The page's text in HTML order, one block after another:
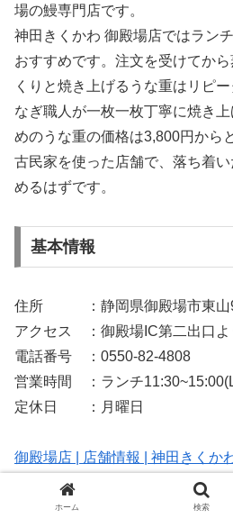
場の鰻専門店です。
神田きくかわ 御殿場店ではラン
おすすめです。注文を受けてか
くりと焼き上げるうな重はリピ
なぎ職人が一枚一枚丁寧に焼き
めのうな重の価格は3,800円から
古民家を使った店舗で、落ち着
めるはずです。
基本情報
住所 ：静岡県御殿場市東山
アクセス ：御殿場IC第二出口よ
電話番号 ：0550-82-4808
営業時間 ：ランチ
定休日 ：月曜日
御殿場店 | 店舗情報 | 神田きく
神田きくかわは本場直送のうな
を始め、昭和22年からこだわり
ホーム 検索